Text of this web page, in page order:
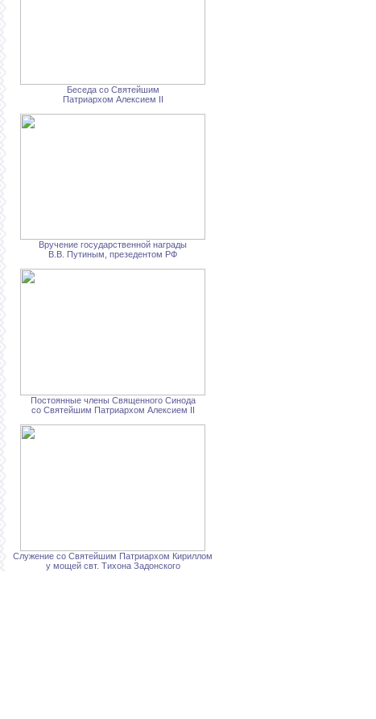
Беседа со Святейшим
Патриархом Алексием II
Вручение государственной награды
В.В. Путиным, презедентом РФ
Постоянные члены Священного Синода
со Святейшим Патриархом Алексием II
Служение со Святейшим Патриархом Кириллом
у мощей свт. Тихона Задонского